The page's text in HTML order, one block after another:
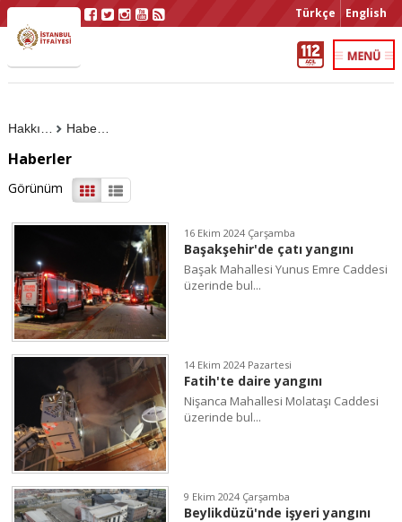
Türkçe English
Haberler
Haberler
Görünüm
16 Ekim 2024 Çarşamba
Başakşehir'de çatı yangını
Başak Mahallesi Yunus Emre Caddesi
üzerinde bul...
14 Ekim 2024 Pazartesi
Fatih'te daire yangını
Nişanca Mahallesi Molataşı Caddesi
üzerinde bul...
9 Ekim 2024 Çarşamba
Beylikdüzü'nde işyeri yangını